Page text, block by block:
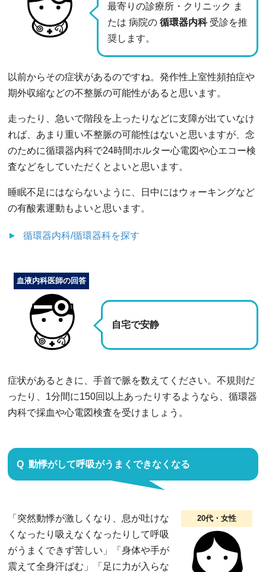
最寄りの診療所・クリニック ま
たは 病院の 循環器内科 受診を推
奨します。
以前からその症状があるのですね。発作性上室性頻拍症や
期外収縮などの不整脈の可能性があると思います。
走ったり、急いで階段を上ったりなどに支障が出ていなけ
れば、あまり重い不整脈の可能性はないと思いますが、念
のために循環器内科で24時間ホルター心電図や心エコー検
査などをしていただくとよいと思います。
睡眠不足にはならないように、日中にはウォーキングなど
の有酸素運動もよいと思います。
循環器内科/循環器科を探す
自宅で安静
血液内科医師の回答
症状があるときに、手首で脈を数えてください。不規則だ
ったり、1分間に150回以上あったりするようなら、循環器
内科で採血や心電図検査を受けましょう。
動悸がして呼吸がうまくできなくなる
20代・女性
「突然動悸が激しくなり、息が吐けな
くなったり吸えなくなったりして呼吸
がうまくできず苦しい」「身体や手が
震えて全身汗ばむ」「足に力が入らな